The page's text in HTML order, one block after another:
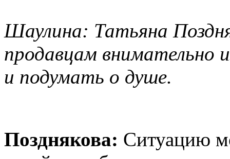
Шаулина: Татьяна
продавцам внимательно
и подумать о душе.
Позднякова: Ситуацию